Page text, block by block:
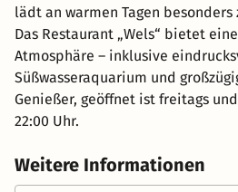
lädt an warmen Tagen
Das Restaurant „Wels“ bietet
Atmosphäre – inklusive
Süßwasseraquarium und
Genießer, geöffnet ist freitags
22:00 Uhr.
Weitere Informationen